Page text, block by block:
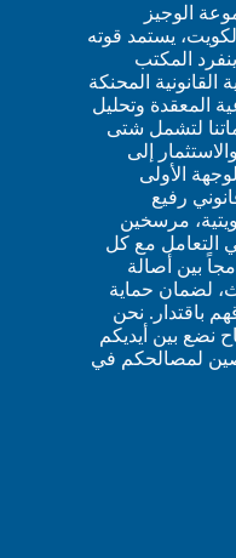
الوجيز
يستمد قوته
المكتب
المحنكة
المعقدة وتحليل
لتشمل شتى
إلى
الأولى
رفيع
مرسخين
التعامل مع كل
بين أصالة
لضمان حماية
باقتدار. نحن
نضع بين أيديكم
لمصالحكم في